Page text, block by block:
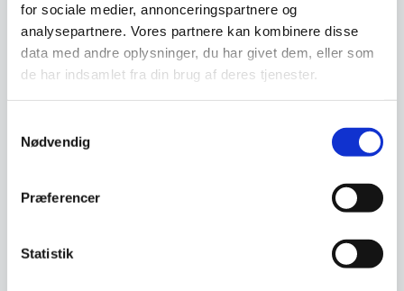
for sociale medier, annonceringspartnere og
analysepartnere. Vores partnere kan kombinere disse
data med andre oplysninger, du har givet dem, eller som
de har indsamlet fra din brug af deres tjenester.
Nødvendig
Præferencer
Statistik
Ønsker du at få dine varer finansieret har vi
både eget finansieringsselskab samt eksterne
samarbejdspartnere. Du findes vores beregner
Beregn og ansøg her